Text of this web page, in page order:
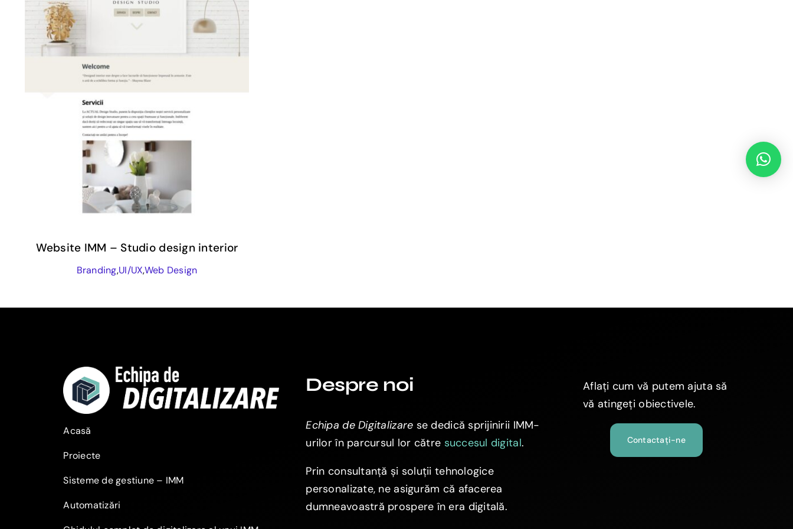
Website IMM – Studio design interior
Branding,UI/UX,Web Design
Acasă
Proiecte
Sisteme de gestiune – IMM
Automatizări
Despre noi
Echipa de Digitalizare se dedică sprijinirii IMM-
urilor în parcursul lor către succesul digital.
Prin consultanță și soluții tehnologice
personalizate, ne asigurăm că afacerea
dumneavoastră prospere în era digitală.
Aflați cum vă putem ajuta să
vă atingeți obiectivele.
Contactați-ne